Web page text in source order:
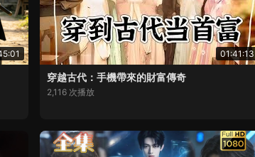
01:41:13
穿越古代：手機帶來的財富傳奇
2,116 次播放